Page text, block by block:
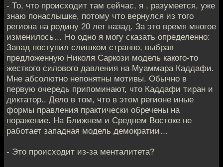
- То, что происходит там сейчас, я , разумеется, уже
знаю понаслышке, потому что вернулся из того
региона на родину 20 лет назад. За это время многое
изменилось… Но одно я могу сказать определенно:
Запад поступил слишком странно, выбрав
предложенную Николя Саркози модель какого-то
жесткого силового давления на Муаммара Каддафи.
Мне абсолютно непонятны мотивы. Обычно в
первую очередь припоминают, что Каддафи тиран и
диктатор.. Дело в том, что в этом регионе иные
формы правления практически обречены на
поражение. На Ближнем и Среднем Востоке не
работает западная модель демократии…
- Это происходит из-за менталитета?